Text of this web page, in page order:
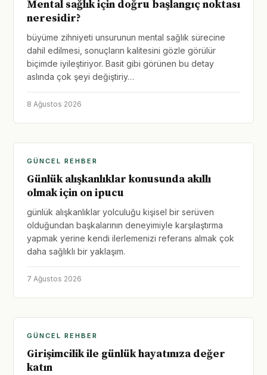
Mental sağlık için doğru başlangıç noktası
neresidir?
büyüme zihniyeti unsurunun mental sağlık sürecine
dahil edilmesi, sonuçların kalitesini gözle görülür
biçimde iyileştiriyor. Basit gibi görünen bu detay
aslında çok şeyi değiştiriy…
8 Ağustos 2026
GÜNCEL REHBER
Günlük alışkanlıklar konusunda akıllı
olmak için on ipucu
günlük alışkanlıklar yolculuğu kişisel bir serüven
olduğundan başkalarının deneyimiyle karşılaştırma
yapmak yerine kendi ilerlemenizi referans almak çok
daha sağlıklı bir yaklaşım.
7 Ağustos 2026
GÜNCEL REHBER
Girişimcilik ile günlük hayatınıza değer
katın